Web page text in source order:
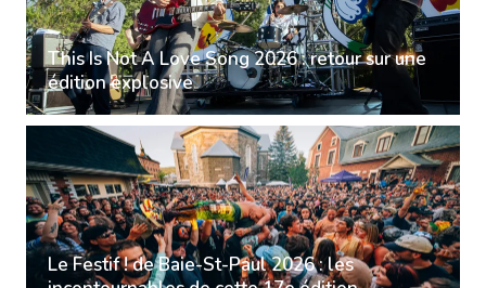
This Is Not A Love Song 2026 : retour sur une
édition explosive
Le Festif ! de Baie-St-Paul 2026 : les